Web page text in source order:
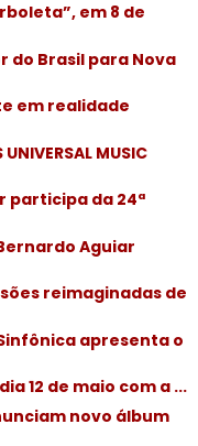
em 8 de
do Brasil para Nova
em realidade
MUSIC
participa da 24ª
Aguiar
reimaginadas de
apresenta o
12 de maio com a ...
novo álbum